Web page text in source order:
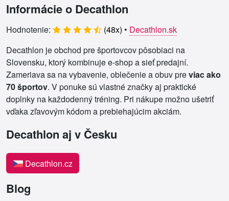
Informácie o Decathlon
Hodnotenie: (48x) • Decathlon.sk
Decathlon je obchod pre športovcov pôsobiaci na
Slovensku, ktorý kombinuje e‑shop a sieť predajní.
Zameriava sa na vybavenie, oblečenie a obuv previac ako
70 športov. V ponuke sú vlastné značky aj praktické
doplnky na každodenný tréning. Pri nákupe možno ušetriť
vďaka zľavovým kódom a prebiehajúcim akciám.
Decathlon aj v Česku
Decathlon.cz
Blog